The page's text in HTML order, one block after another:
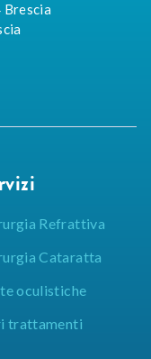
Refrattiva
Cataratta
oculistiche
trattamenti